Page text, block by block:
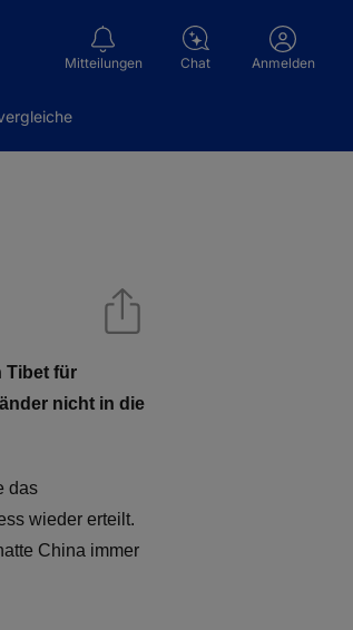
Mitteilungen Chat Anmelden
Tibet für
nicht in die
das
wieder erteilt.
China immer